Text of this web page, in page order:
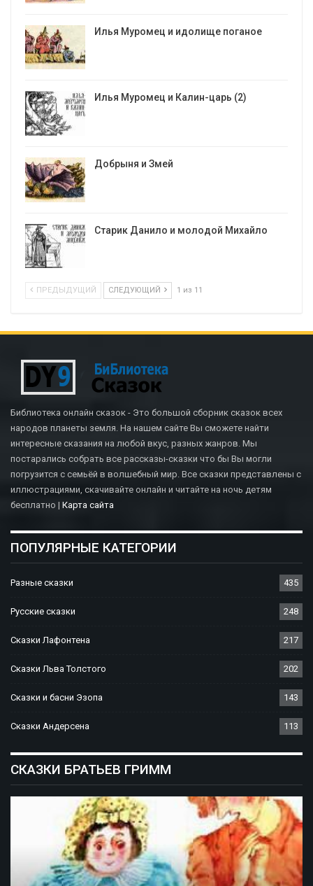
Илья Муромец и идолище поганое
Илья Муромец и Калин-царь (2)
Добрыня и Змей
Старик Данило и молодой Михайло
ПРЕДЫДУЩИЙ СЛЕДУЮЩИЙ 1 из 11
Библиотека онлайн сказок - Это большой сборник сказок всех
народов планеты земля. На нашем сайте Вы сможете найти
интересные сказания на любой вкус, разных жанров. Мы
постарались собрать все рассказы-сказки что бы Вы могли
погрузится с семьёй в волшебный мир. Все сказки представлены с
иллюстрациями, скачивайте онлайн и читайте на ночь детям
бесплатно | Карта сайта
ПОПУЛЯРНЫЕ КАТЕГОРИИ
Разные сказки 435
Русские сказки 248
Сказки Лафонтена 217
Сказки Льва Толстого 202
Сказки и басни Эзопа 143
Сказки Андерсена 113
СКАЗКИ БРАТЬЕВ ГРИММ